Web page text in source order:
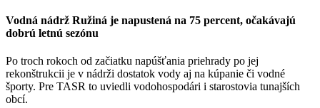
Vodná nádrž Ružiná je napustená na 75 percent, očakávajú
dobrú letnú sezónu
Po troch rokoch od začiatku napúšťania priehrady po jej
rekonštrukcii je v nádrži dostatok vody aj na kúpanie či vodné
športy. Pre TASR to uviedli vodohospodári i starostovia tunajších
obcí.